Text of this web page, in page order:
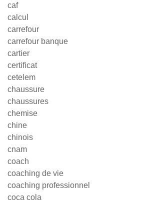
caf
calcul
carrefour
carrefour banque
cartier
certificat
cetelem
chaussure
chaussures
chemise
chine
chinois
cnam
coach
coaching de vie
coaching professionnel
coca cola